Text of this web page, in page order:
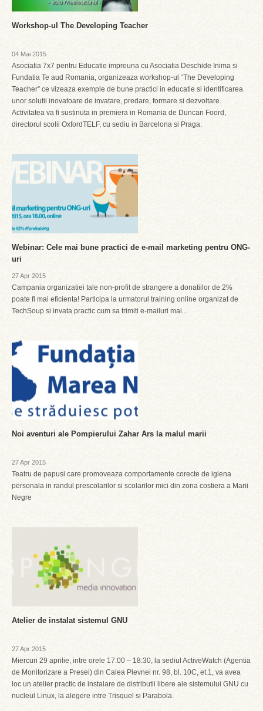
Workshop-ul The Developing Teacher
04 Mai 2015
Asociatia 7x7 pentru Educatie impreuna cu Asociatia Deschide Inima si
Fundatia Te aud Romania, organizeaza workshop-ul “The Developing
Teacher” ce vizeaza exemple de bune practici in educatie si identificarea
unor solutii inovatoare de invatare, predare, formare si dezvoltare.
Activitatea va fi sustinuta in premiera in Romania de Duncan Foord,
directorul scolii OxfordTELF, cu sediu in Barcelona si Praga.
Webinar: Cele mai bune practici de e-mail marketing pentru ONG-
uri
27 Apr 2015
Campania organizatiei tale non-profit de strangere a donatiilor de 2%
poate fi mai eficienta! Participa la urmatorul training online organizat de
TechSoup si invata practic cum sa trimiti e-mailuri mai...
Noi aventuri ale Pompierului Zahar Ars la malul marii
27 Apr 2015
Teatru de papusi care promoveaza comportamente corecte de igiena
personala in randul prescolarilor si scolarilor mici din zona costiera a Marii
Negre
Atelier de instalat sistemul GNU
27 Apr 2015
Miercuri 29 aprilie, intre orele 17:00 – 18:30, la sediul ActiveWatch (Agentia
de Monitorizare a Presei) din Calea Plevnei nr. 98, bl. 10C, et.1, va avea
loc un atelier practic de instalare de distributii libere ale sistemului GNU cu
nucleul Linux, la alegere intre Trisquel si Parabola.